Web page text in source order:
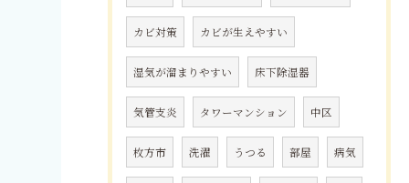
カビ対策 カビが生えやすい
湿気が溜まりやすい 床下除湿器
気管支炎 タワーマンション 中区
枚方市 洗濯 うつる 部屋 病気